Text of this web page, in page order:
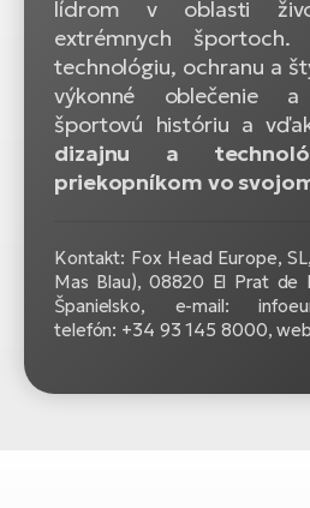
lídrom v oblasti
extrémnych športoch.
technológiu, ochranu a
výkonné oblečenie
športovú históriu a
dizajnu a
priekopníkom vo
Kontakt: Fox Head Europe,
Mas Blau), 08820 El Prat de
Španielsko, e-mail:
telefón: +34 93 145 8000,